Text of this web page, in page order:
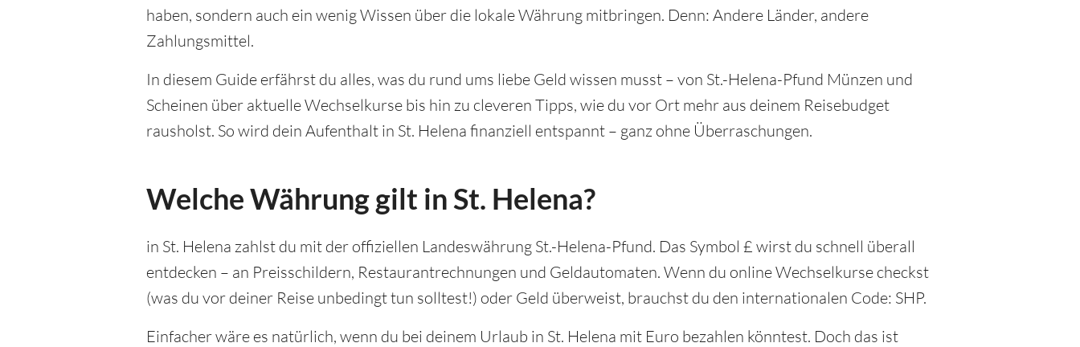
haben, sondern auch ein wenig Wissen über die lokale Währung mitbringen. Denn: Andere Länder, andere
Zahlungsmittel.
In diesem Guide erfährst du alles, was du rund ums liebe Geld wissen musst – von St.-Helena-Pfund Münzen und
Scheinen über aktuelle Wechselkurse bis hin zu cleveren Tipps, wie du vor Ort mehr aus deinem Reisebudget
rausholst. So wird dein Aufenthalt in St. Helena finanziell entspannt – ganz ohne Überraschungen.
Welche Währung gilt in St. Helena?
in St. Helena zahlst du mit der offiziellen Landeswährung St.-Helena-Pfund. Das Symbol £ wirst du schnell überall
entdecken – an Preisschildern, Restaurantrechnungen und Geldautomaten. Wenn du online Wechselkurse checkst
(was du vor deiner Reise unbedingt tun solltest!) oder Geld überweist, brauchst du den internationalen Code: SHP.
Einfacher wäre es natürlich, wenn du bei deinem Urlaub in St. Helena mit Euro bezahlen könntest. Doch das ist